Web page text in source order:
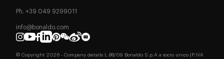
Ph. +39 049 9299011
info@bonaldo.com
© Copyright 2026 - Company details L.88/09 Bonaldo S.p.A a socio unico (P.IVA